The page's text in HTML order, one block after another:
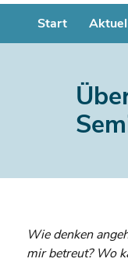
Start
Wie denken
mir betreut? Wo